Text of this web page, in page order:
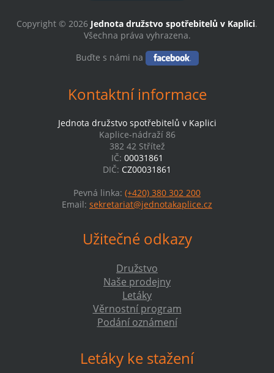
Copyright © 2026 Jednota družstvo spotřebitelů v Kaplici.
Všechna práva vyhrazena.
Buďte s námi na
Kontaktní informace
Jednota družstvo spotřebitelů v Kaplici
Kaplice-nádraží 86
382 42 Střítež
IČ: 00031861
DIČ: CZ00031861
Pevná linka: (+420) 380 302 200
Email: sekretariat@jednotakaplice.cz
Užitečné odkazy
Družstvo
Naše prodejny
Letáky
Věrnostní program
Podání oznámení
Letáky ke stažení